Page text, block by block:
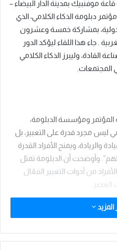
موفنبيك بمدينة الدار البيضاء –
دبلومة الذكاء الكلامي، الذي
بمشاركة خمسة وعشرون
. جاء هذا اللقاء ليؤكد الدور
القادة، وليبرز الذكاء الكلامي
في المجتمعات.
المؤتمر ومؤسسة الدبلومة،
ليس مجرد قدرة على التعبير، بل
والريادة، ويمنح الأفراد القدرة
وأوضحت أن الدبلومة تمثل
من أدوات التعبير الفعّال
العصر.
التعبيري، الارتجالي، الإقناعي،